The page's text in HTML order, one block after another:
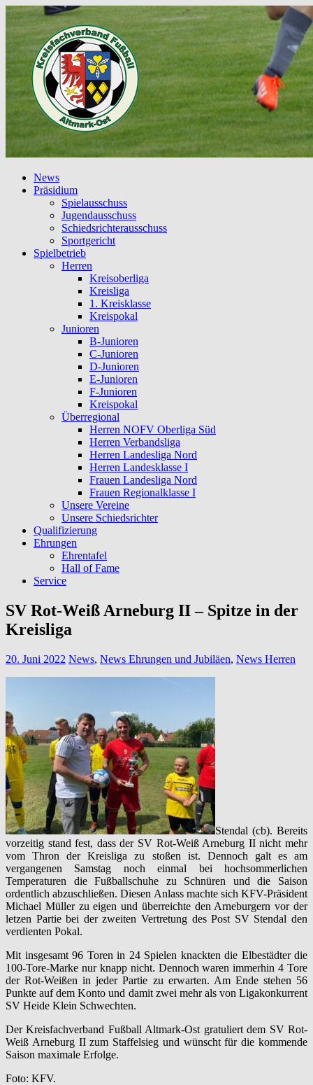
News
Präsidium
Spielausschuss
Jugendausschuss
Schiedsrichterausschuss
Sportgericht
Spielbetrieb
Herren
Kreisoberliga
Kreisliga
1. Kreisklasse
Kreispokal
Junioren
B-Junioren
C-Junioren
D-Junioren
E-Junioren
F-Junioren
Kreispokal
Überregional
Herren NOFV Oberliga Süd
Herren Verbandsliga
Herren Landesliga Nord
Herren Landesklasse I
Frauen Landesliga Nord
Frauen Regionalklasse I
Unsere Vereine
Unsere Schiedsrichter
Qualifizierung
Ehrungen
Ehrentafel
Hall of Fame
Service
SV Rot-Weiß Arneburg II – Spitze in der
Kreisliga
20. Juni 2022 News, News Ehrungen und Jubiläen, News Herren
Stendal (cb). Bereits
vorzeitig stand fest, dass der SV Rot-Weiß Arneburg II nicht mehr
vom Thron der Kreisliga zu stoßen ist. Dennoch galt es am
vergangenen Samstag noch einmal bei hochsommerlichen
Temperaturen die Fußballschuhe zu Schnüren und die Saison
ordentlich abzuschließen. Diesen Anlass machte sich KFV-Präsident
Michael Müller zu eigen und überreichte den Arneburgern vor der
letzen Partie bei der zweiten Vertretung des Post SV Stendal den
verdienten Pokal.
Mit insgesamt 96 Toren in 24 Spielen knackten die Elbestädter die
100-Tore-Marke nur knapp nicht. Dennoch waren immerhin 4 Tore
der Rot-Weißen in jeder Partie zu erwarten. Am Ende stehen 56
Punkte auf dem Konto und damit zwei mehr als von Ligakonkurrent
SV Heide Klein Schwechten.
Der Kreisfachverband Fußball Altmark-Ost gratuliert dem SV Rot-
Weiß Arneburg II zum Staffelsieg und wünscht für die kommende
Saison maximale Erfolge.
Foto: KFV.